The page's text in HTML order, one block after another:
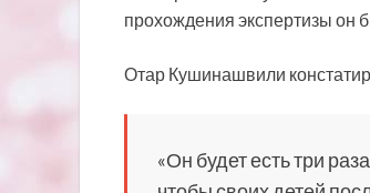
прохождения экспертизы он
Отар Кушинашвили
«Он будет есть три